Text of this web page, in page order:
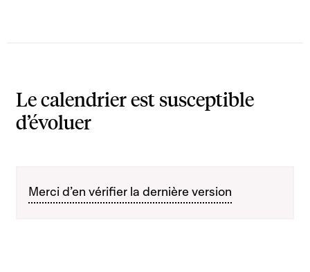
Le calendrier est susceptible
d’évoluer
Merci d’en vérifier la dernière version